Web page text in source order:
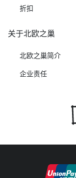
折扣
关于北欧之巢
北欧之巢简介
企业责任